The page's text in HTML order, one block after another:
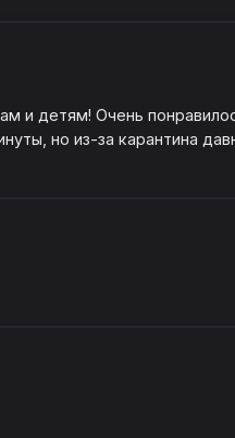
и детям! Очень
но из-за карантина